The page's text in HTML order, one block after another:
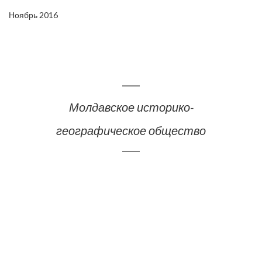
Ноябрь 2016
Молдавское историко-
географическое общество